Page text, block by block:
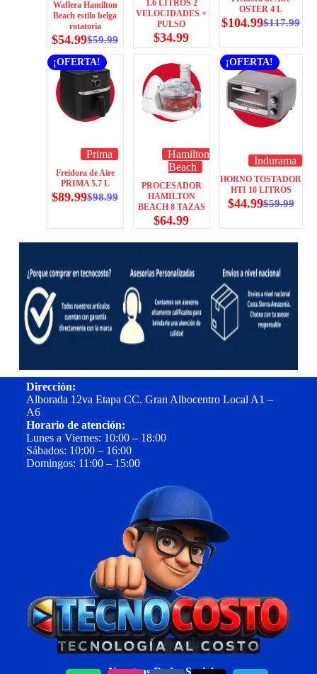
Waflera Hamilton
Beach estilo belga
rotatoria
$59.99
$54.99
1.6 LITROS 2
VELOCIDADES +
PULSO
$34.99
OSTER 4 L
$117.99
$104.99
¡OFERTA!
Prima
Freidora de Aire
PRIMA 5.7 L
$98.99
$89.99
Hamilton
Beach
PROCESADOR
HAMILTON
BEACH 8 TAZAS
$64.99
¡OFERTA!
Indurama
HORNO TOSTADOR
HTI 10 LITROS
$59.99
$44.99
Dirección:
Alborada 12va Etapa CC. Gran Albocentro Local A1 –
A6
Horario de atención:
Lunes a Viernes: 10:00 – 18:00
Sábados: 10:00 – 16:00
Domingos: 11:00 – 15:00